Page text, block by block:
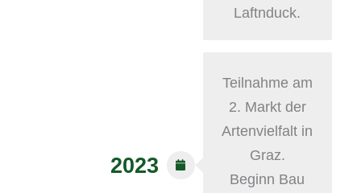
Laftnduck.
Teilnahme am
2. Markt der
Artenvielfalt in
Graz.
Beginn Bau
2023